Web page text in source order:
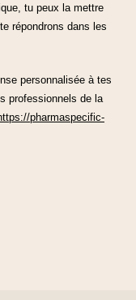
tu peux la mettre
répondrons dans les
personnalisée à tes
professionnels de la
pharmaspecific-